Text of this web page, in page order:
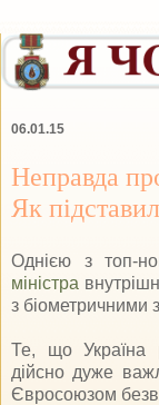
06.01.15
Неправда
Як
Однією з топ-
міністра
з біометричними
Те, що Україна
дійсно дуже
Євросоюзом